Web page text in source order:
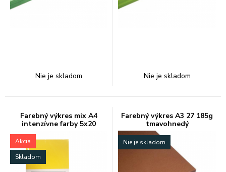
Nie je skladom Nie je skladom
Farebný výkres mix A4
intenzívne farby 5x20
Akcia
Skladom
Farebný výkres A3 27 185g
tmavohnedý
Nie je skladom